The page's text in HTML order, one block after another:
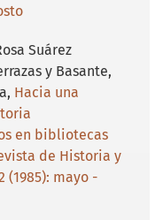
Suárez
y Basante,
Hacia una
en bibliotecas
de Historia y
(1985): mayo -